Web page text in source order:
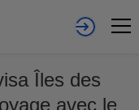
Îles des
avec le